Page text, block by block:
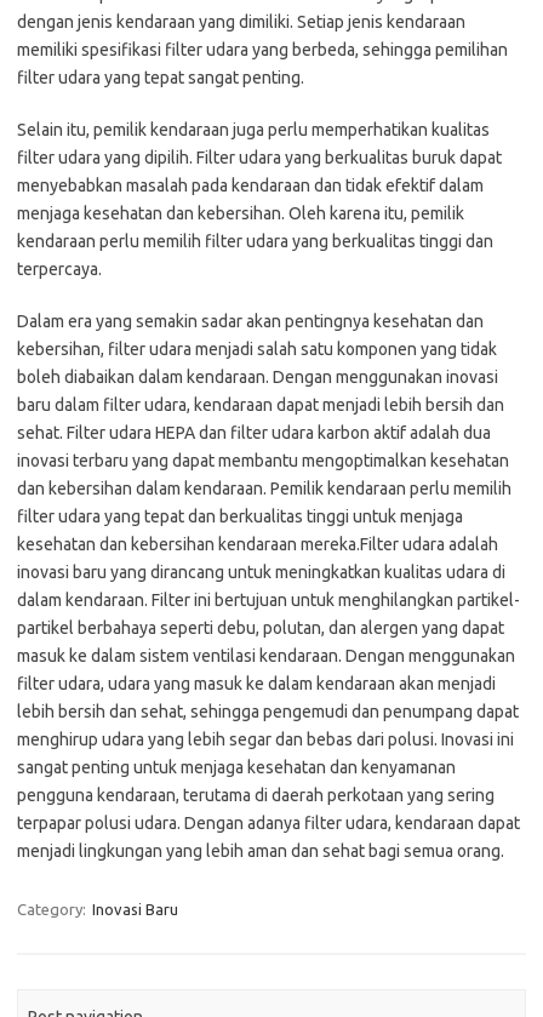
dengan jenis kendaraan yang dimiliki. Setiap jenis kendaraan
memiliki spesifikasi filter udara yang berbeda, sehingga pemilihan
filter udara yang tepat sangat penting.
Selain itu, pemilik kendaraan juga perlu memperhatikan kualitas
filter udara yang dipilih. Filter udara yang berkualitas buruk dapat
menyebabkan masalah pada kendaraan dan tidak efektif dalam
menjaga kesehatan dan kebersihan. Oleh karena itu, pemilik
kendaraan perlu memilih filter udara yang berkualitas tinggi dan
terpercaya.
Dalam era yang semakin sadar akan pentingnya kesehatan dan
kebersihan, filter udara menjadi salah satu komponen yang tidak
boleh diabaikan dalam kendaraan. Dengan menggunakan inovasi
baru dalam filter udara, kendaraan dapat menjadi lebih bersih dan
sehat. Filter udara HEPA dan filter udara karbon aktif adalah dua
inovasi terbaru yang dapat membantu mengoptimalkan kesehatan
dan kebersihan dalam kendaraan. Pemilik kendaraan perlu memilih
filter udara yang tepat dan berkualitas tinggi untuk menjaga
kesehatan dan kebersihan kendaraan mereka.Filter udara adalah
inovasi baru yang dirancang untuk meningkatkan kualitas udara di
dalam kendaraan. Filter ini bertujuan untuk menghilangkan partikel-
partikel berbahaya seperti debu, polutan, dan alergen yang dapat
masuk ke dalam sistem ventilasi kendaraan. Dengan menggunakan
filter udara, udara yang masuk ke dalam kendaraan akan menjadi
lebih bersih dan sehat, sehingga pengemudi dan penumpang dapat
menghirup udara yang lebih segar dan bebas dari polusi. Inovasi ini
sangat penting untuk menjaga kesehatan dan kenyamanan
pengguna kendaraan, terutama di daerah perkotaan yang sering
terpapar polusi udara. Dengan adanya filter udara, kendaraan dapat
menjadi lingkungan yang lebih aman dan sehat bagi semua orang.
Category: Inovasi Baru